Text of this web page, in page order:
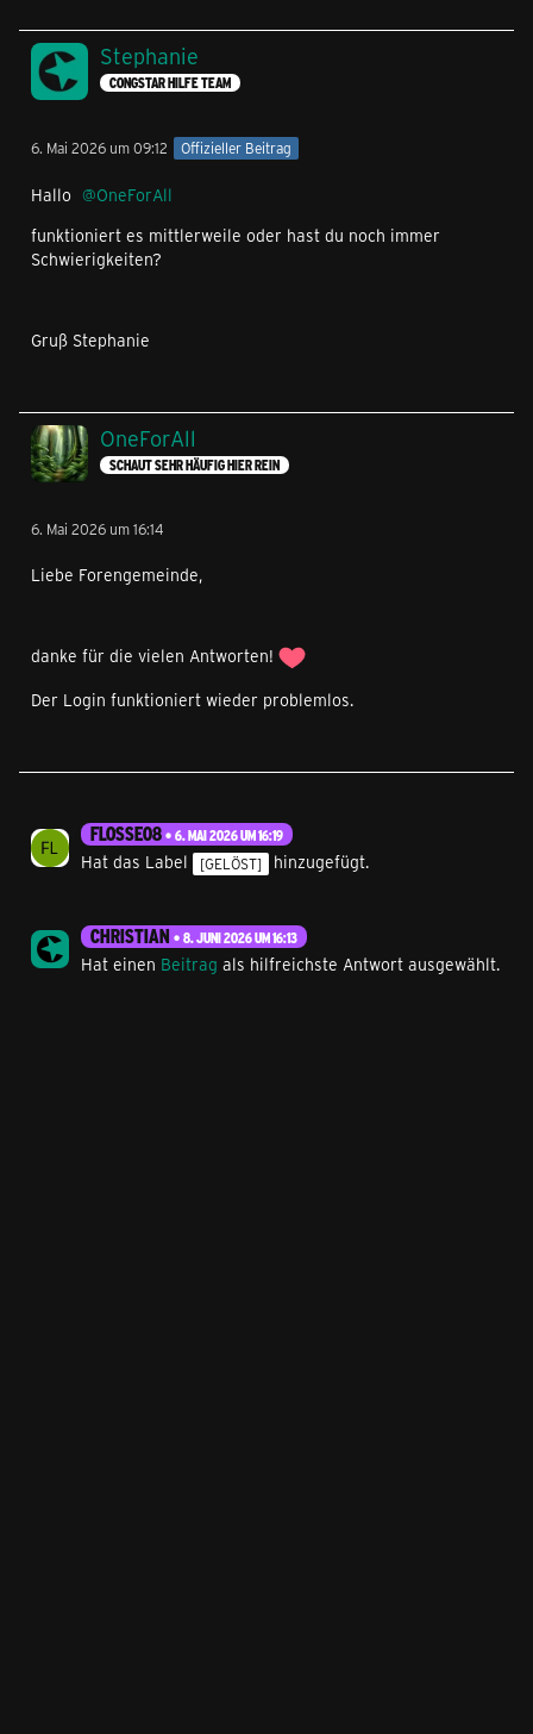
Stephanie
CONGSTAR HILFE TEAM
6. Mai 2026 um 09:12 Offizieller Beitrag
Hallo
OneForAll
funktioniert es mittlerweile oder hast du noch immer
Schwierigkeiten?
Gruß Stephanie
OneForAll
SCHAUT SEHR HÄUFIG HIER REIN
6. Mai 2026 um 16:14
Liebe Forengemeinde,
danke für die vielen Antworten!
Der Login funktioniert wieder problemlos.
FLOSSE08 6. MAI 2026 UM 16:19
Hat das Label [GELÖST] hinzugefügt.
CHRISTIAN 8. JUNI 2026 UM 16:13
Hat einen Beitrag als hilfreichste Antwort ausgewählt.